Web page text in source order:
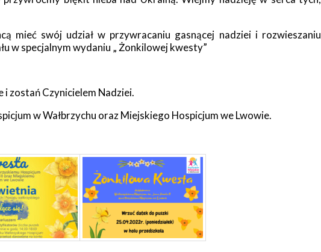
mieć swój udział w przywracaniu gasnącej nadziei i rozwieszaniu
w specjalnym wydaniu „ Żonkilowej kwesty”
i zostań Czynicielem Nadziei.
w Wałbrzychu oraz Miejskiego Hospicjum we Lwowie.